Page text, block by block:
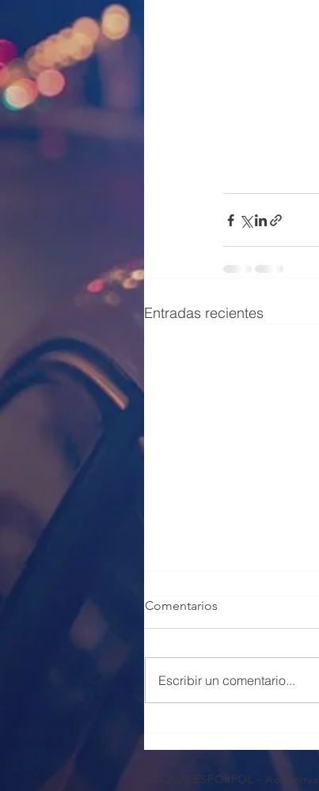
Entradas recientes
Comentarios
Escribir un comentario...
© 2025 ESFORPOL -